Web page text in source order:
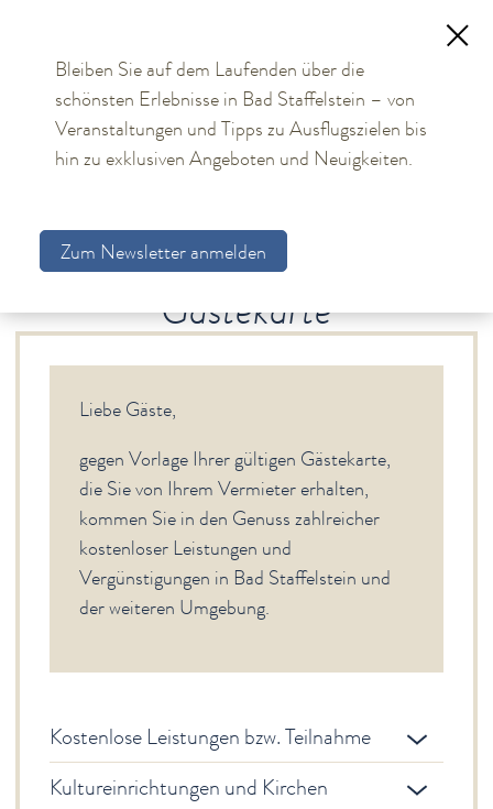
TOURISMUS
Aktuelles
Unterkünfte
Gastgeberverzeichnis
Allgemeine Hinweise
Bad Staffelstein
Gesundheit & Wellness
Veranstaltungen & Kultur
Spiritualität & Kirche
Service
Newsletter
Gästekarte
Liebe Gäste,
gegen Vorlage Ihrer gültigen Gästekarte,
die Sie von Ihrem Vermieter erhalten,
kommen Sie in den Genuss zahlreicher
kostenloser Leistungen und
Vergünstigungen in Bad Staffelstein und
der weiteren Umgebung.
Kostenlose Leistungen bzw. Teilnahme
Kultureinrichtungen und Kirchen
Bleiben Sie auf dem Laufenden über die
schönsten Erlebnisse in Bad Staffelstein – von
Veranstaltungen und Tipps zu Ausflugszielen bis
hin zu exklusiven Angeboten und Neuigkeiten.
Zum Newsletter anmelden